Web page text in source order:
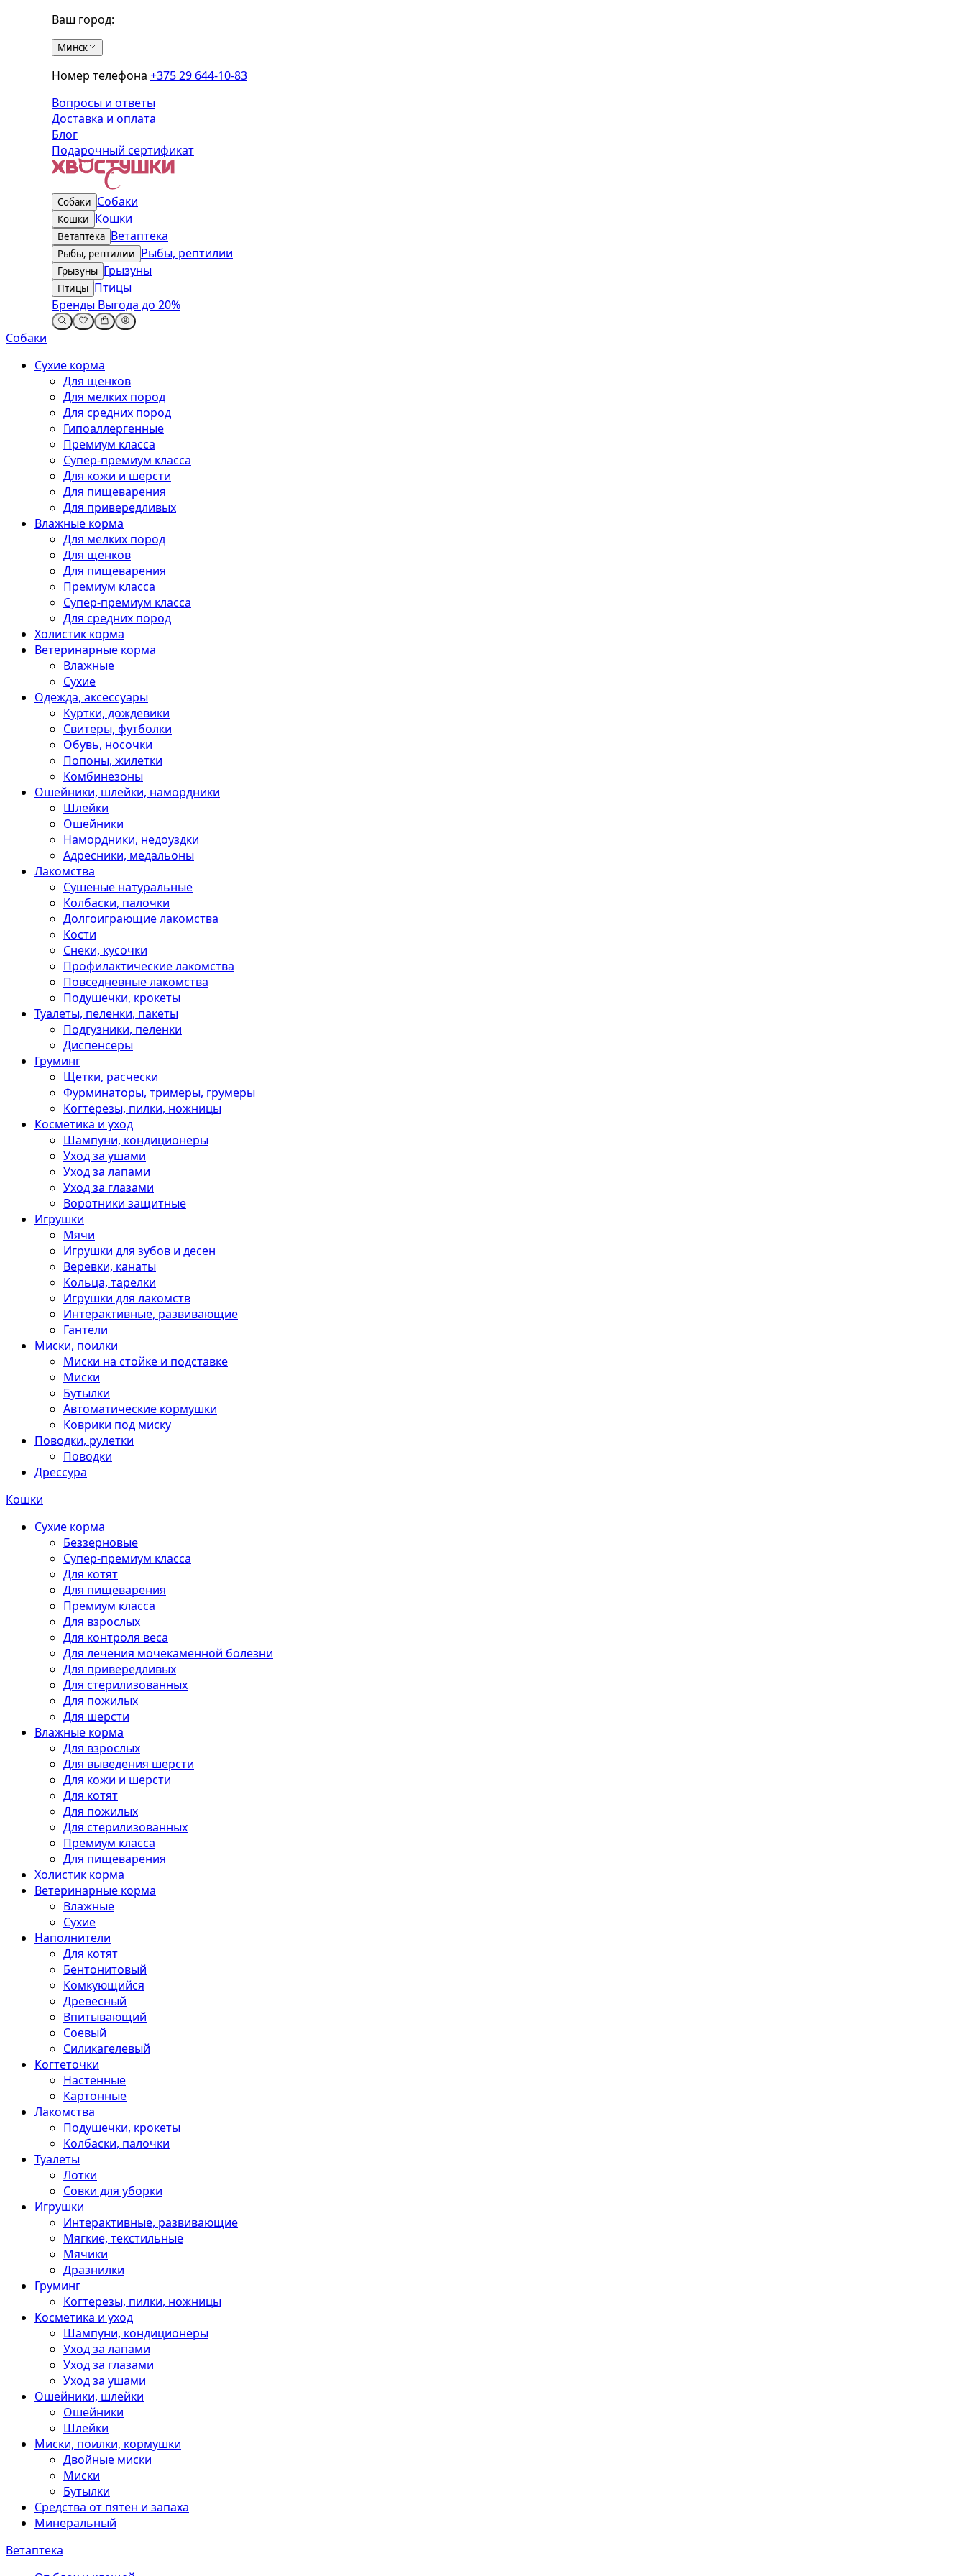
Ваш город:
Минск
Номер телефона +375 29 644-10-83
Вопросы и ответы
Доставка и оплата
Блог
Подарочный сертификат
Собаки Собаки
Кошки Кошки
Ветаптека Ветаптека
Рыбы, рептилии Рыбы, рептилии
Грызуны Грызуны
Птицы Птицы
Бренды Выгода до 20%
Собаки
Сухие корма
Для щенков
Для мелких пород
Для средних пород
Гипоаллергенные
Премиум класса
Супер-премиум класса
Для кожи и шерсти
Для пищеварения
Для привередливых
Влажные корма
Для мелких пород
Для щенков
Для пищеварения
Премиум класса
Супер-премиум класса
Для средних пород
Холистик корма
Ветеринарные корма
Влажные
Сухие
Одежда, аксессуары
Куртки, дождевики
Свитеры, футболки
Обувь, носочки
Попоны, жилетки
Комбинезоны
Ошейники, шлейки, намордники
Шлейки
Ошейники
Намордники, недоуздки
Адресники, медальоны
Лакомства
Сушеные натуральные
Колбаски, палочки
Долгоиграющие лакомства
Кости
Снеки, кусочки
Профилактические лакомства
Повседневные лакомства
Подушечки, крокеты
Туалеты, пеленки, пакеты
Подгузники, пеленки
Диспенсеры
Груминг
Щетки, расчески
Фурминаторы, тримеры, грумеры
Когтерезы, пилки, ножницы
Косметика и уход
Шампуни, кондиционеры
Уход за ушами
Уход за лапами
Уход за глазами
Воротники защитные
Игрушки
Мячи
Игрушки для зубов и десен
Веревки, канаты
Кольца, тарелки
Игрушки для лакомств
Интерактивные, развивающие
Гантели
Миски, поилки
Миски на стойке и подставке
Миски
Бутылки
Автоматические кормушки
Коврики под миску
Поводки, рулетки
Поводки
Дрессура
Кошки
Сухие корма
Беззерновые
Супер-премиум класса
Для котят
Для пищеварения
Премиум класса
Для взрослых
Для контроля веса
Для лечения мочекаменной болезни
Для привередливых
Для стерилизованных
Для пожилых
Для шерсти
Влажные корма
Для взрослых
Для выведения шерсти
Для кожи и шерсти
Для котят
Для пожилых
Для стерилизованных
Премиум класса
Для пищеварения
Холистик корма
Ветеринарные корма
Влажные
Сухие
Наполнители
Для котят
Бентонитовый
Комкующийся
Древесный
Впитывающий
Соевый
Силикагелевый
Когтеточки
Настенные
Картонные
Лакомства
Подушечки, крокеты
Колбаски, палочки
Туалеты
Лотки
Совки для уборки
Игрушки
Интерактивные, развивающие
Мягкие, текстильные
Мячики
Дразнилки
Груминг
Когтерезы, пилки, ножницы
Косметика и уход
Шампуни, кондиционеры
Уход за лапами
Уход за глазами
Уход за ушами
Ошейники, шлейки
Ошейники
Шлейки
Миски, поилки, кормушки
Двойные миски
Миски
Бутылки
Средства от пятен и запаха
Минеральный
Ветаптека